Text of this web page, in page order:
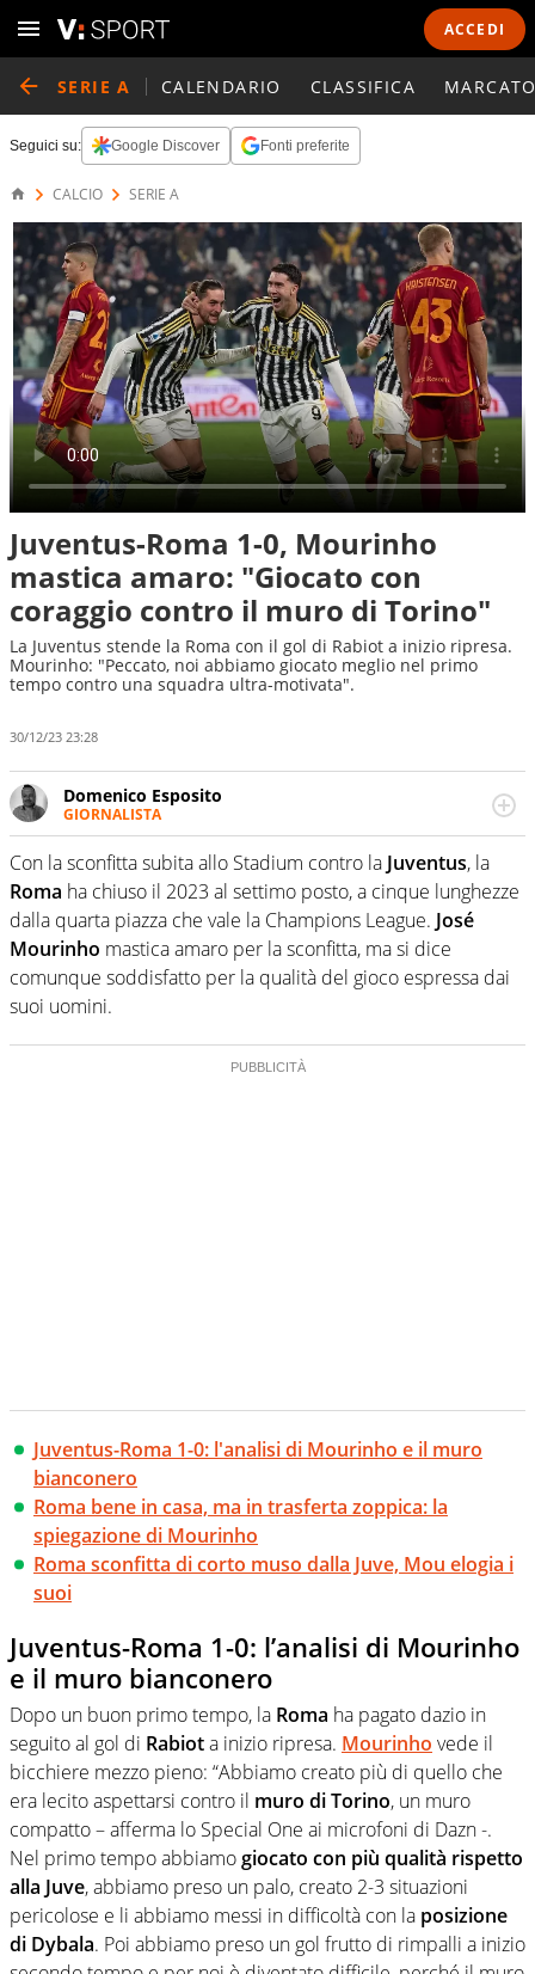
ACCEDI
SERIE A CALENDARIO CLASSIFICA
Seguici su: Google Discover Fonti preferite
CALCIO SERIE A
Juventus-Roma 1-0, Mourinho
mastica amaro: "Giocato con
coraggio contro il muro di Torino"
La Juventus stende la Roma con il gol di Rabiot a inizio ripresa.
Mourinho: "Peccato, noi abbiamo giocato meglio nel primo
tempo contro una squadra ultra-motivata".
30/12/23 23:28
Domenico Esposito
GIORNALISTA
Da vent’anni in campo e sul campo per vivere ogni evento
in tutte le sue sfaccettature. Passione smisurata per il
calcio e per la sfera di cuoio. Il pallone è una cosa
serissima, guai a dirgli di no
Con la sconfitta subita allo Stadium contro la Juventus, la
Roma ha chiuso il 2023 al settimo posto, a cinque lunghezze
dalla quarta piazza che vale la Champions League. José
Mourinho mastica amaro per la sconfitta, ma si dice
comunque soddisfatto per la qualità del gioco espressa dai
suoi uomini.
Juventus-Roma 1-0: l'analisi di Mourinho e il muro
bianconero
Roma bene in casa, ma in trasferta zoppica: la
spiegazione di Mourinho
Roma sconfitta di corto muso dalla Juve, Mou elogia i
suoi
Juventus-Roma 1-0: l’analisi di Mourinho
e il muro bianconero
Dopo un buon primo tempo, la Roma ha pagato dazio in
seguito al gol di Rabiota inizio ripresa. Mourinho vede il
bicchiere mezzo pieno: “Abbiamo creato più di quello che
era lecito aspettarsi contro il muro di Torino, un muro
compatto – afferma lo Special One ai microfoni di Dazn -.
Nel primo tempo abbiamogiocato con più qualità rispetto
alla Juve, abbiamo preso un palo, creato 2-3 situazioni
pericolose e li abbiamo messi in difficoltà con la posizione
di Dybala. Poi abbiamo preso un gol frutto di rimpalli a inizio